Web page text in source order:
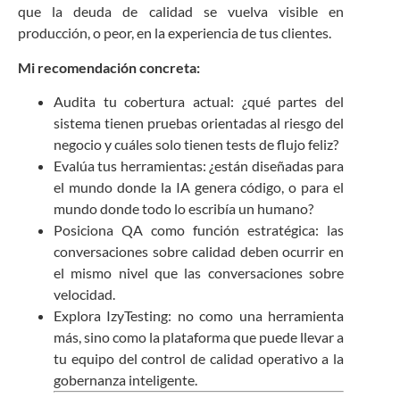
que la deuda de calidad se vuelva visible en
producción, o peor, en la experiencia de tus clientes.
Mi recomendación concreta:
Audita tu cobertura actual: ¿qué partes del
sistema tienen pruebas orientadas al riesgo del
negocio y cuáles solo tienen tests de flujo feliz?
Evalúa tus herramientas: ¿están diseñadas para
el mundo donde la IA genera código, o para el
mundo donde todo lo escribía un humano?
Posiciona QA como función estratégica: las
conversaciones sobre calidad deben ocurrir en
el mismo nivel que las conversaciones sobre
velocidad.
Explora IzyTesting: no como una herramienta
más, sino como la plataforma que puede llevar a
tu equipo del control de calidad operativo a la
gobernanza inteligente.